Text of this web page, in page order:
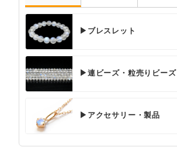
▶ブレスレット
▶連ビーズ・粒売りビーズ
▶アクセサリー・製品